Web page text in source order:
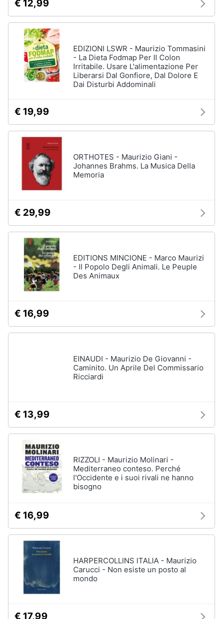
€ 12,99
EDIZIONI LSWR - Maurizio Tommasini
- La Dieta Fodmap Per Il Colon
Irritabile. Usare L'alimentazione Per
Liberarsi Dal Gonfiore, Dal Dolore E
Dai Disturbi Addominali
€ 19,99
ORTHOTES - Maurizio Giani -
Johannes Brahms. La Musica Della
Memoria
€ 29,99
EDITIONS MINCIONE - Marco Maurizi
- Il Popolo Degli Animali. Le Peuple
Des Animaux
€ 16,99
EINAUDI - Maurizio De Giovanni -
Caminito. Un Aprile Del Commissario
Ricciardi
€ 13,99
RIZZOLI - Maurizio Molinari -
Mediterraneo conteso. Perché
l'Occidente e i suoi rivali ne hanno
bisogno
€ 16,99
HARPERCOLLINS ITALIA - Maurizio
Carucci - Non esiste un posto al
mondo
€ 17,99